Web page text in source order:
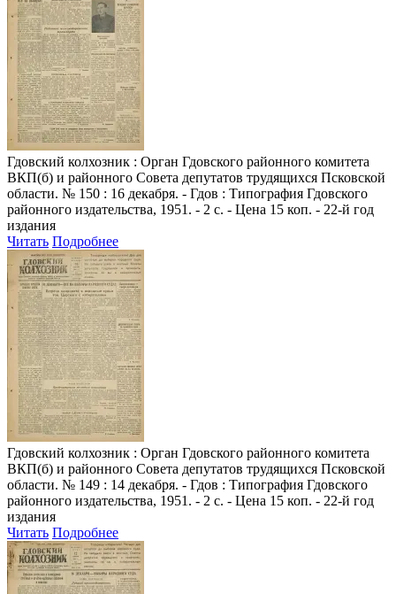
Гдовский колхозник : Орган Гдовского районного комитета
ВКП(б) и районного Совета депутатов трудящихся Псковской
области. № 150 : 16 декабря. - Гдов : Типография Гдовского
районного издательства, 1951. - 2 с. - Цена 15 коп. - 22-й год
издания
Читать Подробнее
Гдовский колхозник : Орган Гдовского районного комитета
ВКП(б) и районного Совета депутатов трудящихся Псковской
области. № 149 : 14 декабря. - Гдов : Типография Гдовского
районного издательства, 1951. - 2 с. - Цена 15 коп. - 22-й год
издания
Читать Подробнее